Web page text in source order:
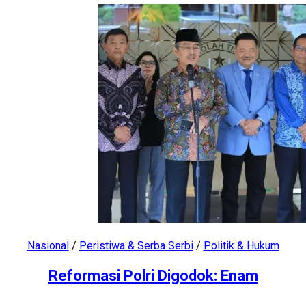
Nasional / Peristiwa & Serba Serbi/ Politik & Hukum
Reformasi Polri Digodok: Enam